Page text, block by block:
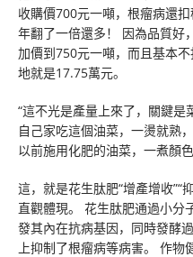
收購價700元一噸，根瘤病還
年翻了一倍還多！ 因為品質好
加價到750元一噸，而且基本
地就是17.75萬元。
“這不光是產量上來了，關鍵是
自己家吃這個油菜，一燙就熟
以前施用化肥的油菜，一煮顏
這，就是花生肽肥“增產增收”“
直觀體現。 花生肽肥通過小分
發其內在抗病基因，同時發酵
上抑制了根瘤病等病害。 作